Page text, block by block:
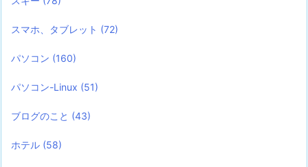
スマホ、タブレット (72)
パソコン (160)
パソコン-Linux (51)
ブログのこと (43)
ホテル (58)